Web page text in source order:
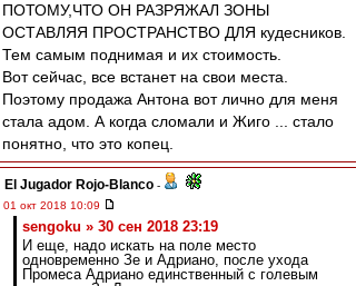
ПОТОМУ,ЧТО ОН РАЗРЯЖАЛ ЗОНЫ
ОСТАВЛЯЯ ПРОСТРАНСТВО ДЛЯ кудесников.
Тем самым поднимая и их стоимость.
Вот сейчас, все встанет на свои места.
Поэтому продажа Антона вот лично для меня
стала адом. А когда сломали и Жиго ... стало
понятно, что это копец.
El Jugador Rojo-Blanco -
01 окт 2018 10:09
sengoku » 30 сен 2018 23:19
И еще, надо искать на поле место
одновременно Зе и Адриано, после ухода
Промеса Адриано единственный с голевым